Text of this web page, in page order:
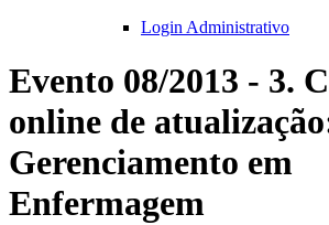
Login Administrativo
Evento 08/2013 - 3.
online de
Gerenciamento em
Enfermagem